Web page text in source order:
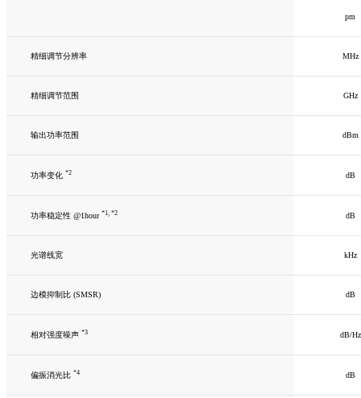
pm
精细调节分辨率 MHz
精细调节范围 GHz
输出功率范围 dBm
功率变化 *2 dB
功率稳定性 @1hour *1, *2 dB
光谱线宽 kHz
边模抑制比 (SMSR) dB
相对强度噪声 *3 dB/Hz
偏振消光比 *4 dB